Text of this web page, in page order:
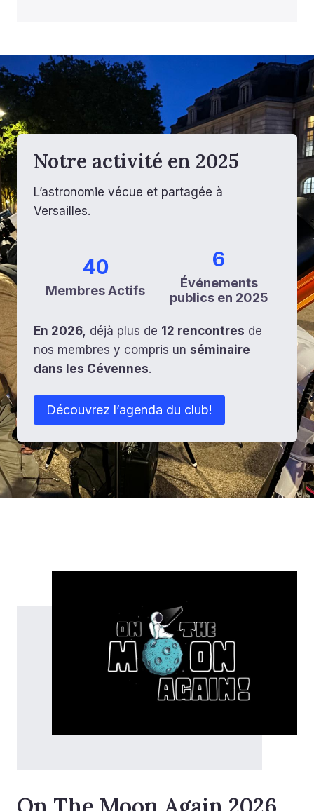
Notre activité en 2025
L’astronomie vécue et partagée à
Versailles.
40
Membres Actifs
6
Événements
publics en 2025
En 2026, déjà plus de 12 rencontres de
nos membres y compris un séminaire
dans les Cévennes.
Découvrez l’agenda du club!